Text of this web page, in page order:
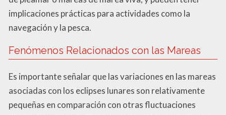
implicaciones prácticas para actividades como la
navegación y la pesca.
Fenómenos Relacionados con las Mareas
Es importante señalar que las variaciones en las mareas
asociadas con los eclipses lunares son relativamente
pequeñas en comparación con otras fluctuaciones